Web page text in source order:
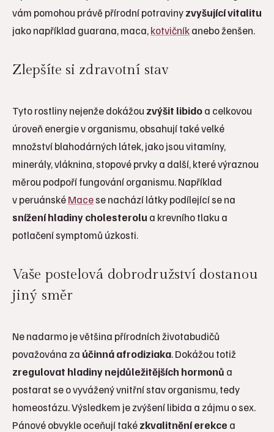
vám pomohou právě přírodní potravinyzvyšující vitalitu
jako například guarana, maca,kotvičníkanebo ženšen.
Zlepšíte si zdravotní stav
Tyto rostliny nejenže dokážou zvýšit libidoa celkovou
úroveň energie v organismu, obsahují také velké
množství blahodárných látek, jako jsou vitamíny,
minerály, vláknina, stopové prvky a další, které výraznou
měrou podpoří fungování organismu. Například
v peruánskéMacese nachází látky podílející se na
snížení hladiny cholesterolu a krevního tlaku a
potlačení symptomů úzkosti.
Vaše postelová dobrodružství dostanou
jiný směr
Ne nadarmo je většina přírodních životabudičů
považována za účinná afrodiziaka. Dokážou totiž
zregulovat hladiny nejdůležitějších hormonů a
postarat se o vyvážený vnitřní stav organismu, tedy
homeostázu. Výsledkem je zvýšení libida a zájmu o sex.
Pánové obvykle oceňují takézkvalitnění erekce a